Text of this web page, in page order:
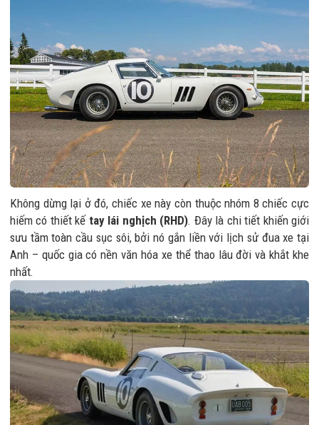
Không dừng lại ở đó, chiếc xe này còn thuộc nhóm 8 chiếc cực
hiếm có thiết kế tay lái nghịch (RHD). Đây là chi tiết khiến giới
sưu tầm toàn cầu sục sôi, bởi nó gắn liền với lịch sử đua xe tại
Anh – quốc gia có nền văn hóa xe thể thao lâu đời và khắt khe
nhất.